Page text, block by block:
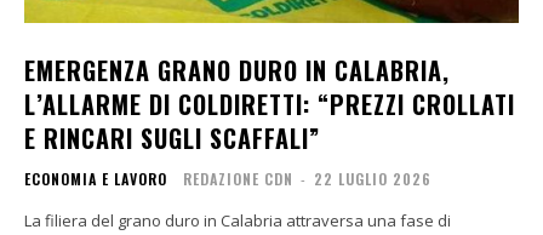
EMERGENZA GRANO DURO IN CALABRIA,
L’ALLARME DI COLDIRETTI: “PREZZI CROLLATI
E RINCARI SUGLI SCAFFALI”
ECONOMIA E LAVORO REDAZIONE CDN - 22 LUGLIO 2026
La filiera del grano duro in Calabria attraversa una fase di